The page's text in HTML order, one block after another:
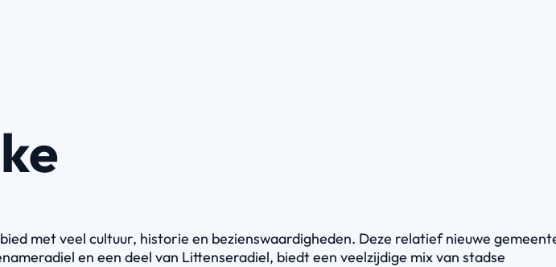
met veel cultuur, historie en bezienswaardigheden. Deze relatief nieuwe
en een deel van Littenseradiel, biedt een veelzijdige mix van stadse